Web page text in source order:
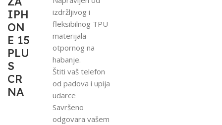
IPH
ON
E 15
PLU
S
CR
NA
izdržljivog i
fleksibilnog TPU
materijala
otpornog na
habanje.
Štiti vaš telefon
od padova i upija
udarce
Savršeno
odgovara vašem